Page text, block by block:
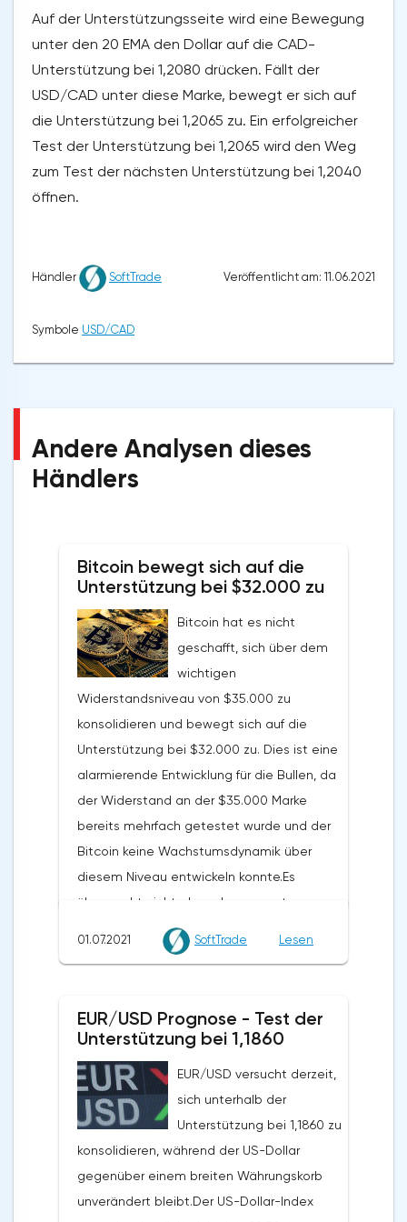
Auf der Unterstützungsseite wird eine Bewegung
unter den 20 EMA den Dollar auf die CAD-
Unterstützung bei 1,2080 drücken. Fällt der
USD/CAD unter diese Marke, bewegt er sich auf
die Unterstützung bei 1,2065 zu. Ein erfolgreicher
Test der Unterstützung bei 1,2065 wird den Weg
zum Test der nächsten Unterstützung bei 1,2040
öffnen.
Händler SoftTrade Veröffentlicht am: 11.06.2021
Symbole USD/CAD
Andere Analysen dieses
Händlers
Bitcoin bewegt sich auf die
Unterstützung bei $32.000 zu
Bitcoin hat es nicht
geschafft, sich über dem
wichtigen
Widerstandsniveau von $35.000 zu
konsolidieren und bewegt sich auf die
Unterstützung bei $32.000 zu. Dies ist eine
alarmierende Entwicklung für die Bullen, da
der Widerstand an der $35.000 Marke
bereits mehrfach getestet wurde und der
Bitcoin keine Wachstumsdynamik über
diesem Niveau entwickeln konnte.Es
überrascht nicht, dass der gesamte
Kryptomarkt unter Druck geriet, nachdem
Bitcoin unter $35.000 gefallen war.
$2.150. Dogecoin ist unter ein wichtiges
und versucht, sich unter $0,24 zu
konsolidieren. XRP hat ebenfalls an
Schwung nach unten gewonnen und testet
die $0,66 Marke.Gestern schrieb ich, dass
Bitcoin zusätzliche
Wachstumskatalysatoren benötigt, um sich
01.07.2021 SoftTrade Lesen
EUR/USD Prognose - Test der
Unterstützung bei 1,1860
EUR/USD versucht derzeit,
sich unterhalb der
Unterstützung bei 1,1860 zu
konsolidieren, während der US-Dollar
gegenüber einem breiten Währungskorb
unverändert bleibt.Der US-Dollar-Index